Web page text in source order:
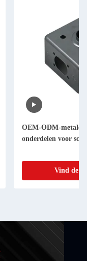
OEM-ODM-metalen
onderdelen voor
Vind de